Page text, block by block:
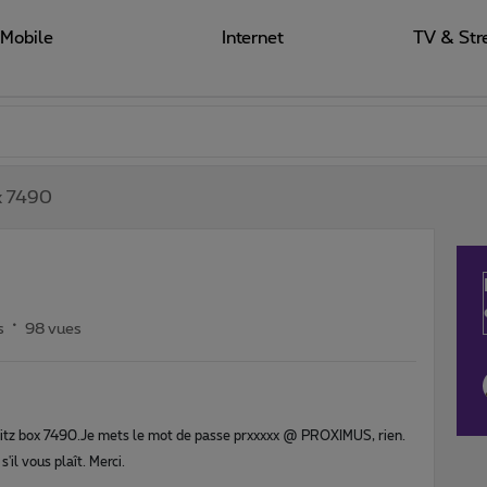
Mobile Internet TV &
7490
98 vues
box 7490.Je mets le mot de passe prxxxxx @ PROXIMUS, rien.
vous plaît. Merci.